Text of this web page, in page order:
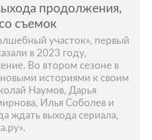
продолжения,
съемок
участок», первый
в 2023 году,
Во втором сезоне в
историями к своим
Наумов, Дарья
Илья Соболев и
ждать выхода сериала,